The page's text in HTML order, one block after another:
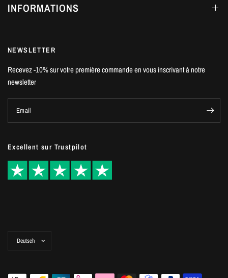
INFORMATIONS
NEWSLETTER
Recevez -10% sur votre première commande en vous inscrivant à notre
newsletter
Email
Excellent sur Trustpilot
aktualisieren